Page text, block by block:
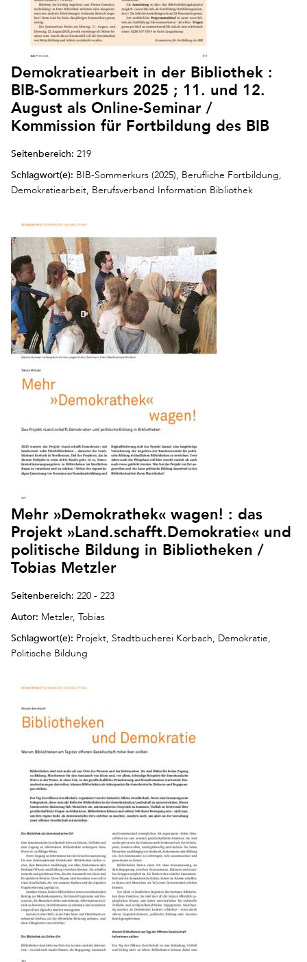
Demokratiearbeit in der Bibliothek :
BIB-Sommerkurs 2025 ; 11. und 12.
August als Online-Seminar /
Kommission für Fortbildung des BIB
Seitenbereich: 219
Schlagwort(e): BIB-Sommerkurs (2025), Berufliche Fortbildung,
Demokratiearbeit, Berufsverband Information Bibliothek
Mehr »Demokrathek« wagen! : das
Projekt »Land.schafft.Demokratie« und
politische Bildung in Bibliotheken /
Tobias Metzler
Seitenbereich: 220 - 223
Autor: Metzler, Tobias
Schlagwort(e): Projekt, Stadtbücherei Korbach, Demokratie,
Politische Bildung